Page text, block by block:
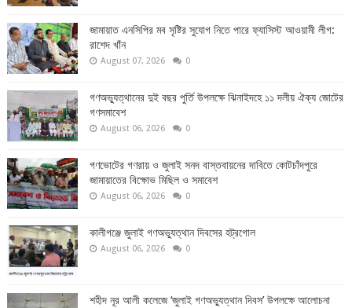
জামায়াত এনসিপির মব সৃষ্টির সুযোগ নিতে পারে ফ্যাসিস্ট আওয়ামী লীগ:
রাশেদ খাঁন
August 07, 2026 0
গণঅভ্যুত্থানের দুই বছর পুর্তি উপলক্ষে ঝিনাইদহে ১১ দলীয় ঐক্য জোটের
গণসমাবেশ
August 06, 2026 0
গণভোটের গণরায় ও জুলাই সনদ বাস্তবায়নের দাবিতে কোটচাঁদপুরে
জামায়াতের বিক্ষোভ মিছিল ও সমাবেশ
August 06, 2026 0
কালীগঞ্জে জুলাই গণঅভ্যুত্থান দিবসের হট্রগোল
August 06, 2026 0
শহীদ নূর আলী কলেজে ‘জুলাই গণঅভ্যুত্থান দিবস’ উপলক্ষে আলোচনা